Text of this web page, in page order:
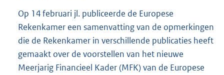
Op 14 februari jl. publiceerde de Europese
Rekenkamer een samenvatting van de opmerkingen
die de Rekenkamer in verschillende publicaties heeft
gemaakt over de voorstellen van het nieuwe
Meerjarig Financieel Kader (MFK) van de Europese